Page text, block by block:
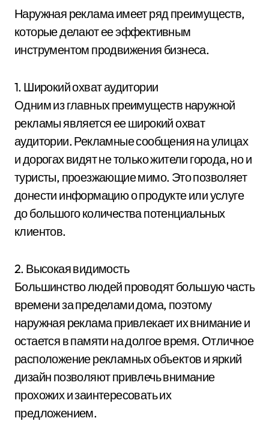
Наружная реклама имеет ряд преимуществ,
которые делают ее эффективным
инструментом продвижения бизнеса.
1. Широкий охват аудитории
Одним из главных преимуществ наружной
рекламы является ее широкий охват
аудитории. Рекламные сообщения на улицах
и дорогах видят не только жители города, но и
туристы, проезжающие мимо. Это позволяет
донести информацию о продукте или услуге
до большого количества потенциальных
клиентов.
2. Высокая видимость
Большинство людей проводят большую часть
времени за пределами дома, поэтому
наружная реклама привлекает их внимание и
остается в памяти на долгое время. Отличное
расположение рекламных объектов и яркий
дизайн позволяют привлечь внимание
прохожих и заинтересовать их
предложением.